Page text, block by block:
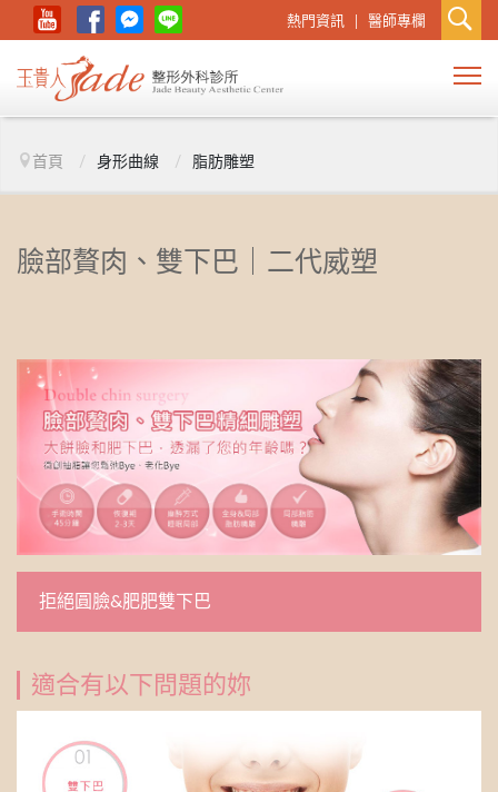
熱門資訊 醫師專欄
首頁 / 身形曲線 / 脂肪雕塑
臉部贅肉、雙下巴｜二代威塑
拒絕圓臉&肥肥雙下巴
適合有以下問題的妳